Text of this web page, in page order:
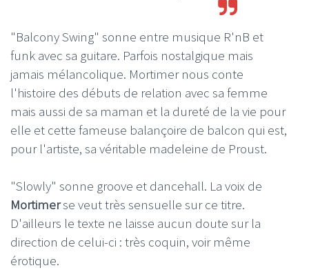
"Balcony Swing" sonne entre musique R'nB et
funk avec sa guitare. Parfois nostalgique mais
jamais mélancolique. Mortimer nous conte
l'histoire des débuts de relation avec sa femme
mais aussi de sa maman et la dureté de la vie pour
elle et cette fameuse balançoire de balcon qui est,
pour l'artiste, sa véritable madeleine de Proust.
"Slowly" sonne groove et dancehall. La voix de
Mortimerse veut très sensuelle sur ce titre.
D'ailleurs le texte ne laisse aucun doute sur la
direction de celui-ci : très coquin, voir même
érotique.